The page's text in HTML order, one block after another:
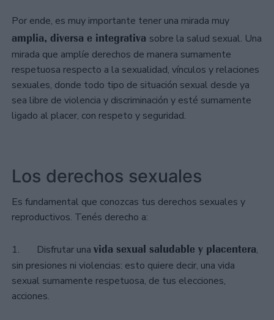
Por ende, es muy importante tener una mirada muy
amplia, diversa e integrativa sobre la salud sexual. Una
mirada que amplíe derechos de manera sumamente
respetuosa respecto a la sexualidad, vínculos y relaciones
sexuales, donde todo tipo de situación sexual desde ya
sea libre de violencia y discriminación y esté sumamente
ligado al placer, con respeto y seguridad.
Los derechos sexuales
Es fundamental que conozcas tus derechos sexuales y
reproductivos. Tenés derecho a:
1. Disfrutar una vida sexual saludable y placentera,
sin presiones ni violencias: esto quiere decir, una vida
sexual sumamente respetuosa, de tus elecciones,
acciones.